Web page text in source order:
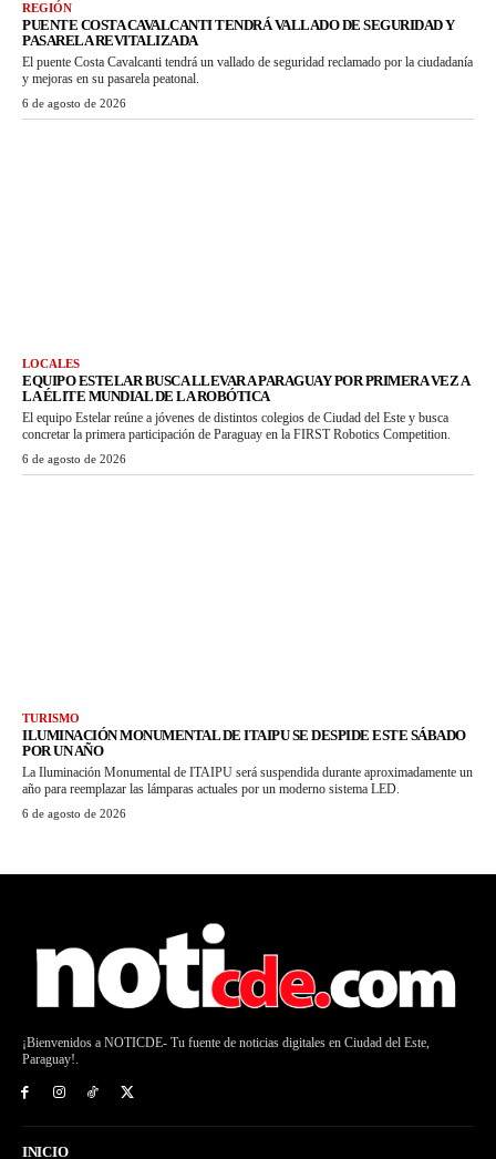
REGIÓN
PUENTE COSTA CAVALCANTI TENDRÁ VALLADO DE SEGURIDAD Y
PASARELA REVITALIZADA
El puente Costa Cavalcanti tendrá un vallado de seguridad reclamado por la ciudadanía
y mejoras en su pasarela peatonal.
6 de agosto de 2026
LOCALES
EQUIPO ESTELAR BUSCA LLEVAR A PARAGUAY POR PRIMERA VEZ A
LA ÉLITE MUNDIAL DE LA ROBÓTICA
El equipo Estelar reúne a jóvenes de distintos colegios de Ciudad del Este y busca
concretar la primera participación de Paraguay en la FIRST Robotics Competition.
6 de agosto de 2026
TURISMO
ILUMINACIÓN MONUMENTAL DE ITAIPU SE DESPIDE ESTE SÁBADO
POR UN AÑO
La Iluminación Monumental de ITAIPU será suspendida durante aproximadamente un
año para reemplazar las lámparas actuales por un moderno sistema LED.
6 de agosto de 2026
¡Bienvenidos a NOTICDE- Tu fuente de noticias digitales en Ciudad del Este,
Paraguay!.
INICIO